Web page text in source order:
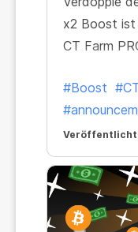
x2 Boost ist
CT Farm
#Boost